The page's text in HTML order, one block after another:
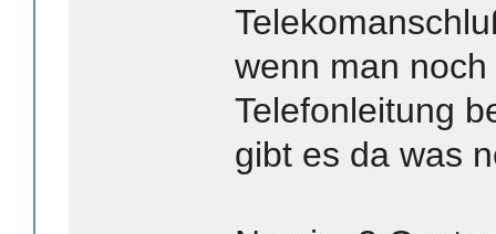
wenn man
Telefonleitung
gibt es da was